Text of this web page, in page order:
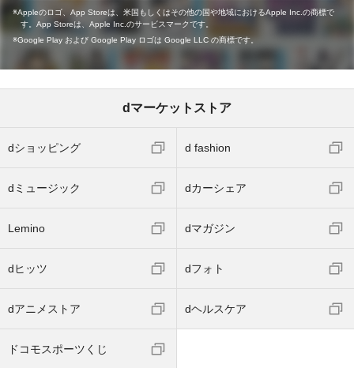
Appleのロゴ、App Storeは、米国もしくはその他の国や地域におけるApple Inc.の商標で
す。App Storeは、Apple Inc.のサービスマークです。
Google Play および Google Play ロゴは Google LLC の商標です。
dマーケットストア
dショッピング d fashion
dミュージック dカーシェア
Lemino dマガジン
dヒッツ dフォト
dアニメストア dヘルスケア
ドコモスポーツくじ